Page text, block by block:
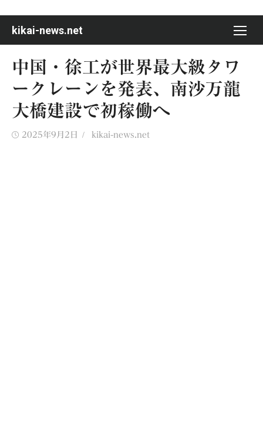
content
kikai-news.net
中国・徐工が世界最大級タワ
ークレーンを発表、南沙万龍
大橋建設で初稼働へ
Posted
2025年9月2日 Author
kikai-news.net